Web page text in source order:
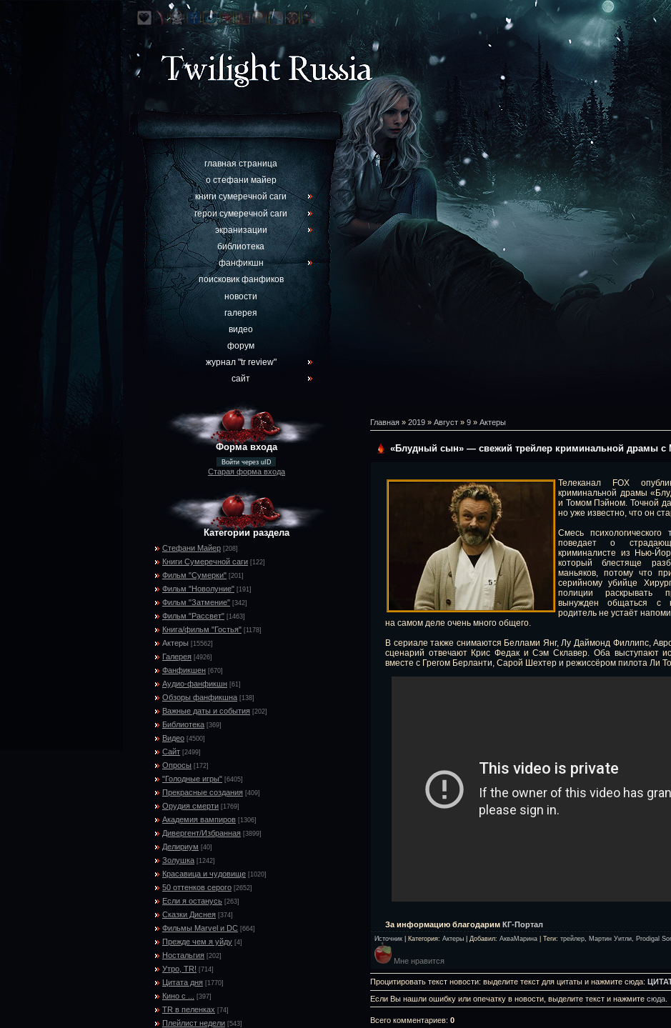
главная страница
о стефани майер
книги сумеречной саги
герои сумеречной саги
экранизации
библиотека
фанфикшн
поисковик фанфиков
новости
галерея
видео
форум
журнал "tr review"
сайт
Форма входа
Войти через uID
Старая форма входа
Категории раздела
Стефани Майер [208]
Книги Сумеречной саги [122]
Фильм "Сумерки" [201]
Фильм "Новолуние" [191]
Фильм "Затмение" [342]
Фильм "Рассвет" [1463]
Книга/фильм "Гостья" [1178]
Актеры [15562]
Галерея [4926]
Фанфикшен [670]
Аудио-фанфикшн [61]
Обзоры фанфикшна [138]
Важные даты и события [202]
Библиотека [369]
Видео [4500]
Сайт [2499]
Опросы [172]
"Голодные игры" [6405]
Прекрасные создания [409]
Орудия смерти [1769]
Академия вампиров [1306]
Дивергент/Избранная [3899]
Делириум [40]
Золушка [1242]
Красавица и чудовище [1020]
50 оттенков серого [2652]
Если я останусь [263]
Сказки Диснея [374]
Фильмы Marvel и DC [664]
Прежде чем я уйду [4]
Ностальгия [202]
Утро, TR! [714]
Цитата дня [1770]
Кино с ... [397]
TR в пеленках [74]
Плейлист недели [543]
Главная » 2019 » Август » 9 » Актеры
«Блудный сын» — свежий трейлер криминальной драмы
Телеканал FOX
криминальной драмы
и Томом Пэйном. Точной
но уже известно, что он
Смесь
поведает о
криминалисте из Нью-
который блестяще
маньяков, потому что
серийному убийце
полиции раскрывать
вынужден общаться с
родитель не устаёт
на самом деле очень много общего.
В сериале также снимаются Беллами Янг, Лу Даймонд Филлипс,
сценарий отвечают Крис Федак и Сэм Склавер. Оба выступают
вместе с Грегом Берланти, Сарой Шехтер и режиссёром пилота Ли
За информацию благодарим КГ-Портал
Источник Категория: Актеры Добавил: АкваМарина Теги: трейлер Мартин Уитли Prodigal
Мне нравится
Процитировать текст новости: выделите текст для цитаты и нажмите сюда:
Если Вы нашли ошибку или опечатку в новости, выделите текст и нажмите сюда
Всего комментариев: 0